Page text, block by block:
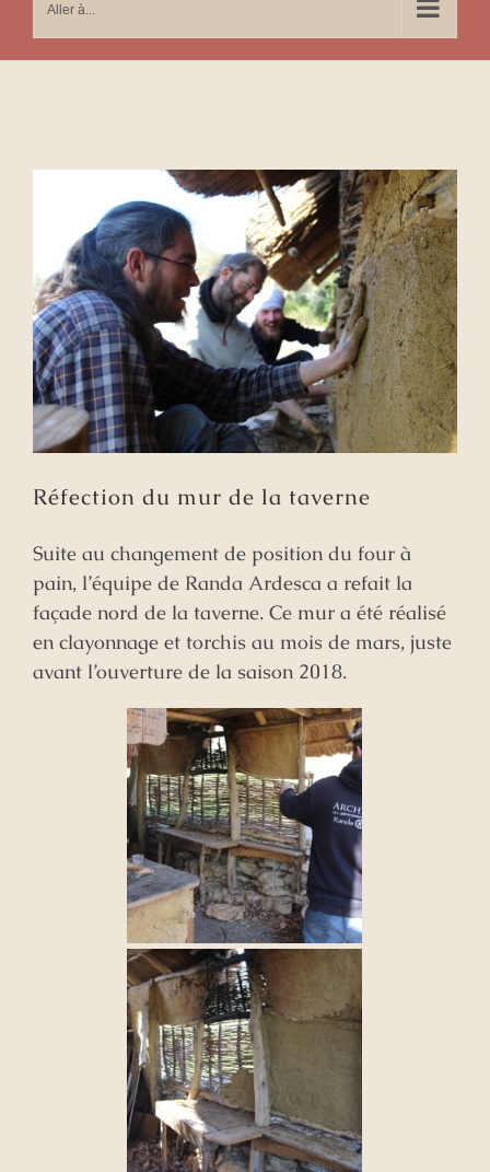
Aller à...
agrandie
Réfection du mur de la taverne
Suite au changement de position du four à
pain, l’équipe de Randa Ardesca a refait la
façade nord de la taverne. Ce mur a été réalisé
en clayonnage et torchis au mois de mars, juste
avant l’ouverture de la saison 2018.